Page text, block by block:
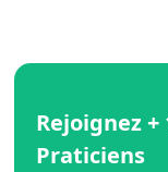
Rejoignez +
Praticiens